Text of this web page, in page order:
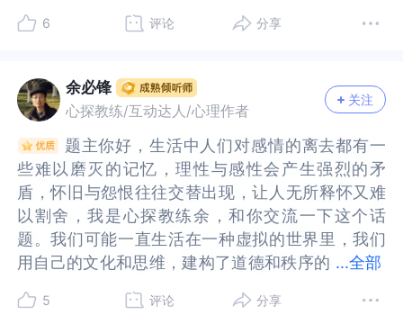
有拉黑，我就以为他不爱我了就把他删掉了，等我
删了以后又放心不下去找他，发现他已经在我删掉
结婚了，又有了新的孩子，我祝福他，还是没有回
应，我判断他应该是得了抑郁症，他在跟我分手后
为跟我分手痛苦抑郁，我因为了解到了回避型特
点，加上他被那个女生又要了孩子想双保险锁住
他，到明年8月才能提离婚，但是我也很纠结，因为
觉得委屈和不舍，现在也能理解他对我的种种，因
为他从小缺爱没有安全感，所以才口是心非和不善
表达，我确实很爱他，也感觉他现在只是抑郁症后
面还会回来找我，我身边也有个比他更优秀的回避
黑，我就以为他不爱我了就把他删掉了，等我删了
以后又放心不下去找他，发现他已经在我删掉他的
了，又有了新的孩子，我祝福他，还是没有回应，
我判断他应该是得了抑郁症，他在跟我分手后工作
我分手痛苦抑郁，我因为了解到了回避型特点，加
上他被那个女生又要了孩子想双保险锁住他，到明
年8月才能提离婚，但是我也很纠结，因为觉得委屈
和不舍，现在也能理解他对我的种种，因为他从小
缺爱没有安全感，所以才口是心非和不善表达，我
确实很爱他，也感觉他现在只是抑郁症后面还会回
来找我，我身边也有个比他更优秀的回避型追求
的压力如沉重的大山，压得你们喘不过气。他因赌
气和别的女生在一起并有了孩子，这突如其来的状
子，使他陷入两难。海归的他虽有开放式关系观
念，但孩子的出现让他不得不面对现实责任。你因
却不知他也在等你回应，沟通问题导致更多误解和
矛盾。信任危机让你们陷入被动等待的僵局。他的
回避型性格让你不安，对他婚恋观的怀疑破坏了信
任。他因自卑和对你不信任而被动等待，你也因工
作繁忙和高自尊等待他主动，时间流逝，他因你的
怀疑拉黑你半年。半年后你找他却发现他有了孩
子，以为他要定居国外，祝他幸福后又陷入纠结，
沉重的大山，压得你们喘不过气。他因赌气和别的
女生在一起并有了孩子，这突如其来的状况如晴天
陷入两难。海归的他虽有开放式关系观念，但孩子
的出现让他不得不面对现实责任。你因误会错过和
在等你回应，沟通问题导致更多误解和矛盾。信任
危机让你们陷入被动等待的僵局。他的回避型性格
让你不安，对他婚恋观的怀疑破坏了信任。他因自
卑和对你不信任而被动等待，你也因工作繁忙和高
自尊等待他主动，时间流逝，他因你的怀疑拉黑你
半年。半年后你找他却发现他有了孩子，以为他要
定居国外，祝他幸福后又陷入纠结，因他微信名改
的所有，以及彼此相处时留下的众多美好回忆。即
竟是真心付出的一段感情。几年过去了，虽然你们
仍然坚信彼此都还深爱着对方，能感应到双方都还
想回到过去，但，你们中间横着“第三者”（他的原
配3个孩子，婚姻家庭对他的羁绊）。可仍然能
够“照见”你们的相处模式依然停留在当初相处时的
一方持着长矛追赶另一方，即：焦虑型与回避型的
相处模式，一个追、一个躲，直到追的一方累了、
倦了、不再追了，这段关系也基本完结了。之所以
止步不前，是因为你还有幻想，幻想着你们能够再
回到从前，重新续缘。只是亲爱的你，是否做好了
思想准备，既往相处的模式你是否能够有足够的信
有，以及彼此相处时留下的众多美好回忆。即便不
真心付出的一段感情。几年过去了，虽然你们仍然
坚信彼此都还深爱着对方，能感应到双方都还想回
到过去，但，你们中间横着“第三者”（他的原配3个
孩子，婚姻家庭对他的羁绊）。可仍然能够“照
见”你们的相处模式依然停留在当初相处时的一方持
着长矛追赶另一方，即：焦虑型与回避型的相处模
式，一个追、一个躲，直到追的一方累了、倦了、
不再追了，这段关系也基本完结了。之所以止步不
前，是因为你还有幻想，幻想着你们能够再回到从
前，重新续缘。只是亲爱的你，是否做好了思想准
备，既往相处的模式你是否能够有足够的信心和勇
6 评论 分享
余必锋
心探教练/互动达人/心理作者
关注
...全部
题主你好，生活中人们对感情的离去都有一
些难以磨灭的记忆，理性与感性会产生强烈的矛
盾，怀旧与怨恨往往交替出现，让人无所释怀又难
以割舍，我是心探教练余，和你交流一下这个话
题。我们可能一直生活在一种虚拟的世界里，我们
用自己的文化和思维，建构了道德和秩序的
个客观存在，那个男士，你能觉知的是他在你内心
些难以磨灭的记忆，理性与感性会产生强烈的矛
盾，怀旧与怨恨往往交替出现，让人无所释怀又难
以割舍，我是心探教练余，和你交流一下这个话
题。我们可能一直生活在一种虚拟的世界里，我们
用自己的文化和思维，建构了道德和秩序的规则，
存在，那个男士，你能觉知的是他在你内心的投
5 评论 分享